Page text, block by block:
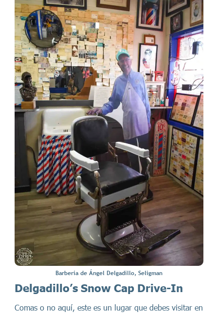
Barbería de Ángel Delgadillo, Seligman
Delgadillo’s Snow Cap Drive-In
Comas o no aquí, este es un lugar que debes visitar en